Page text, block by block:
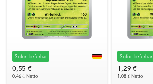
Sofort lieferbar
0,55 €
0,46 € Netto
Sofort lieferbar
1,29 €
1,08 € Netto